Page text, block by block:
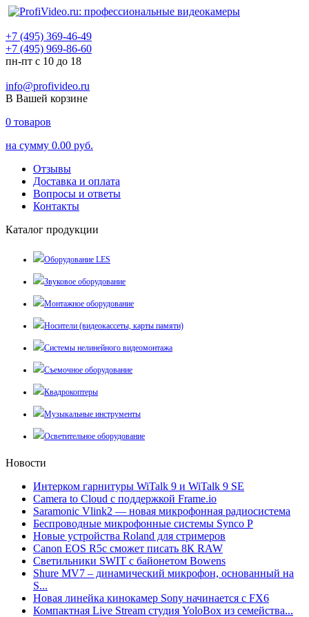
+7 (495) 369-46-49
+7 (495) 969-86-60
пн-пт с 10 до 18
info@profivideo.ru
В Вашей корзине
0 товаров
на сумму 0.00 руб.
Отзывы
Доставка и оплата
Вопросы и ответы
Контакты
Каталог продукции
Оборудование LES
Звуковое оборудование
Монтажное оборудование
Носители (видеокассеты, карты памяти)
Системы нелинейного видеомонтажа
Съемочное оборудование
Квадрокоптеры
Музыкальные инструменты
Осветительное оборудование
Новости
Интерком гарнитуры WiTalk 9 и WiTalk 9 SE
Camera to Cloud с поддержкой Frame.io
Saramonic Vlink2 — новая микрофонная радиосистема
Беспроводные микрофонные системы Synco P
Новые устройства Roland для стримеров
Canon EOS R5c сможет писать 8К RAW
Светильники SWIT с байонетом Bowens
Shure MV7 – динамический микрофон, основанный на
S...
Новая линейка кинокамер Sony начинается с FX6
Компактная Live Stream студия YoloBox из семейства...